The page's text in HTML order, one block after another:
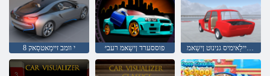
8 י וומב זיימַאטסַאק ּפוססערד ןישַאמ רעבי